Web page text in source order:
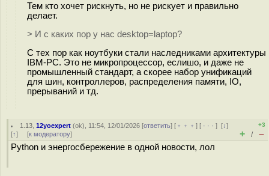
Тем кто хочет рискнуть, но не рискует и правильно
делает.
> И с каких пор у нас desktop=laptop?
С тех пор как ноутбуки стали наследниками архитектуры
IBM-PC. Это не микропроцессор, еслишо, и даже не
промышленный стандарт, а скорее набор унификаций
для шин, контроллеров, распределения памяти, IO,
прерываний и тд.
1.13 ,12yoexpert (ok), 11:54, 12/01/2026 [ответить] [ ﹢﹢﹢] [ · · ·][↓]
[↑] [к модератору]
+3
+ / –
Python и энергосбережение в одной новости, лол